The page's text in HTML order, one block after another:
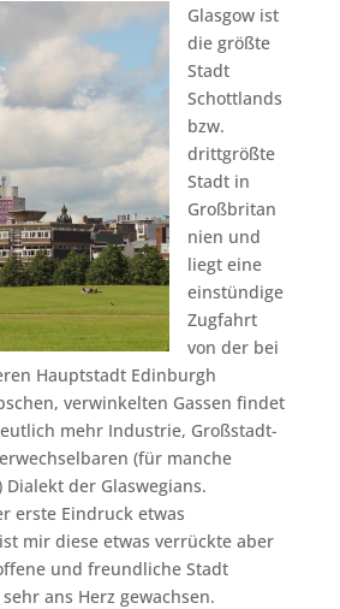
Glasgow ist
die größte
Stadt
Schottlands
bzw.
drittgrößte
Stadt in
Großbritan
nien und
liegt eine
einstündige
Zugfahrt
von der bei
Hauptstadt Edinburgh
verwinkelten Gassen findet
mehr Industrie, Großstadt-
(für manche
der Glaswegians.
erste Eindruck etwas
mir diese etwas verrückte aber
und freundliche Stadt
ans Herz gewachsen.